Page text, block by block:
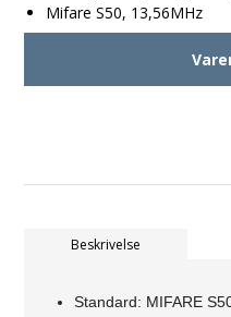
Mifare S50, 13,56MHz
Beskrivelse
Standard: MIFARE